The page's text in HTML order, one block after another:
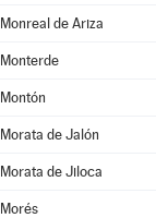
Monreal de Ariza
Monterde
Montón
Morata de Jalón
Morata de Jiloca
Morés